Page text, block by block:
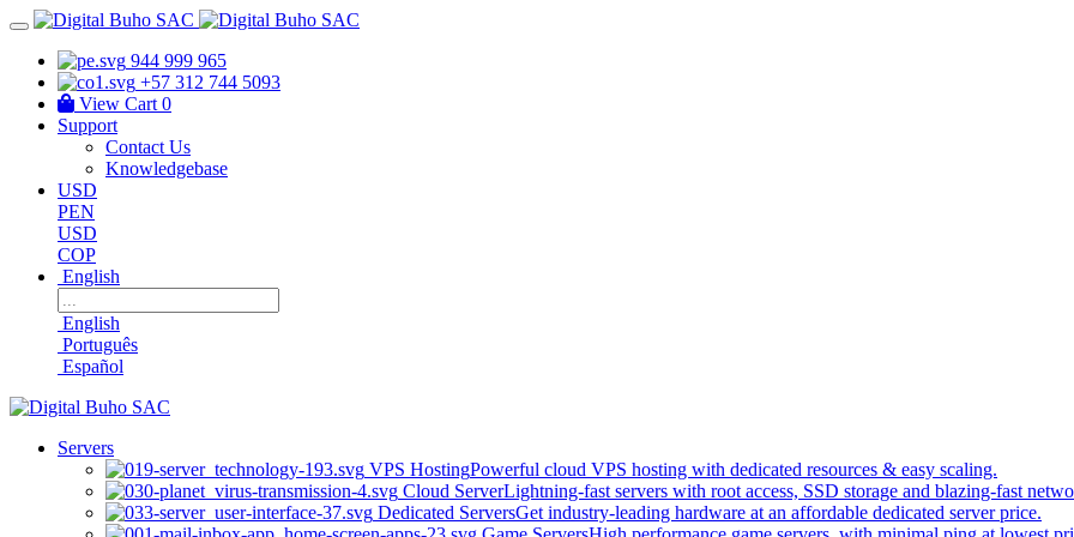
944 999 965
+57 312 744 5093
View Cart 0
Support
Contact Us
Knowledgebase
USD
PEN
USD
COP
English
English
Português
Español
Servers
VPS HostingPowerful cloud VPS hosting with dedicated resources & easy scaling.
Cloud ServerLightning-fast servers with root access, SSD storage and blazing-fast
Dedicated ServersGet industry-leading hardware at an affordable dedicated server price.